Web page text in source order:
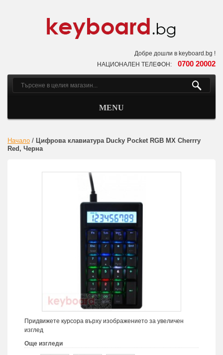
Добре дошли в keyboard.bg !
НАЦИОНАЛЕН ТЕЛЕФОН: 0700 20002
MENU
Начало / Цифрова клавиатура Ducky Pocket RGB MX Cherrry
Red, Черна
Придвижете курсора върху изображението за увеличен
изглед
Още изгледи